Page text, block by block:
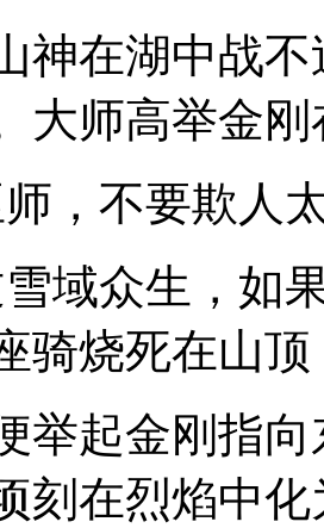
神在湖中战
大师高举金
，不要欺人
域众生，如
骑烧死在山顶
举起金刚指
刻在烈焰中